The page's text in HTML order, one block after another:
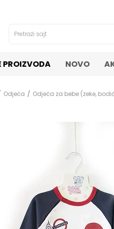
Pretraži sajt
PROIZVODA NOVO
Odjeća Odjeća za bebe (zeke,